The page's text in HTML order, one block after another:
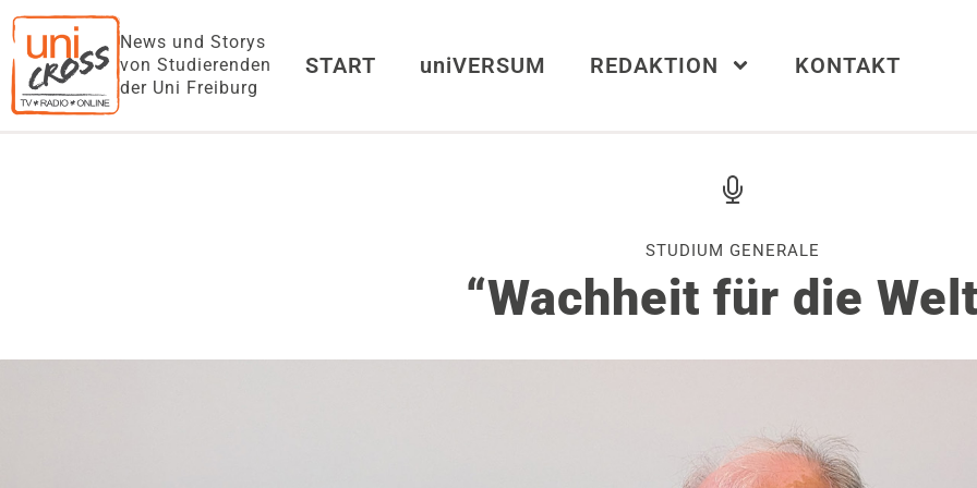
News und Storys
von Studierenden
der Uni Freiburg
START uniVERSUM REDAKTION KONTAKT
STUDIUM GENERALE
“Wachheit für die